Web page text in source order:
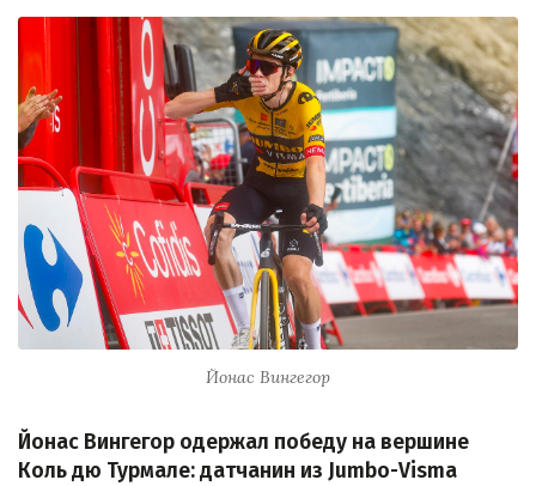
Йонас Вингегор
Йонас Вингегор одержал победу на вершине
Коль дю Турмале: датчанин из Jumbo-Visma